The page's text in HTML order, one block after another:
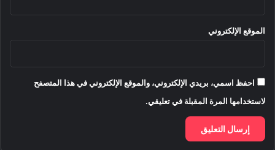
الموقع الإلكتروني
احفظ اسمي، بريدي الإلكتروني، والموقع الإلكتروني في هذا المتصفح
لاستخدامها المرة المقبلة في تعليقي.